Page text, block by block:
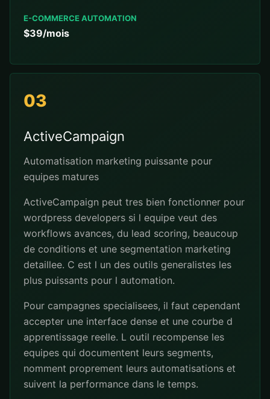
E-COMMERCE AUTOMATION
$39/mois
03
ActiveCampaign
Automatisation marketing puissante pour
equipes matures
ActiveCampaign peut tres bien fonctionner pour
wordpress developers si l equipe veut des
workflows avances, du lead scoring, beaucoup
de conditions et une segmentation marketing
detaillee. C est l un des outils generalistes les
plus puissants pour l automation.
Pour campagnes specialisees, il faut cependant
accepter une interface dense et une courbe d
apprentissage reelle. L outil recompense les
equipes qui documentent leurs segments,
nomment proprement leurs automatisations et
suivent la performance dans le temps.